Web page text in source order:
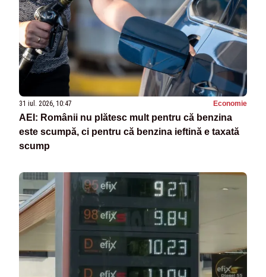
31 iul. 2026, 10:47 Economie
AEI: Românii nu plătesc mult pentru că benzina
este scumpă, ci pentru că benzina ieftină e taxată
scump